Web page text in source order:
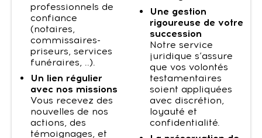
professionnels de
confiance
(notaires,
commissaires-
priseurs, services
funéraires, ..).
Un lien régulier
avec nos missions
Vous recevez des
nouvelles de nos
actions, des
témoignages, et
Une gestion
rigoureuse de votre
succession
Notre service
juridique s’assure
que vos volontés
testamentaires
soient appliquées
avec discrétion,
loyauté et
confidentialité.